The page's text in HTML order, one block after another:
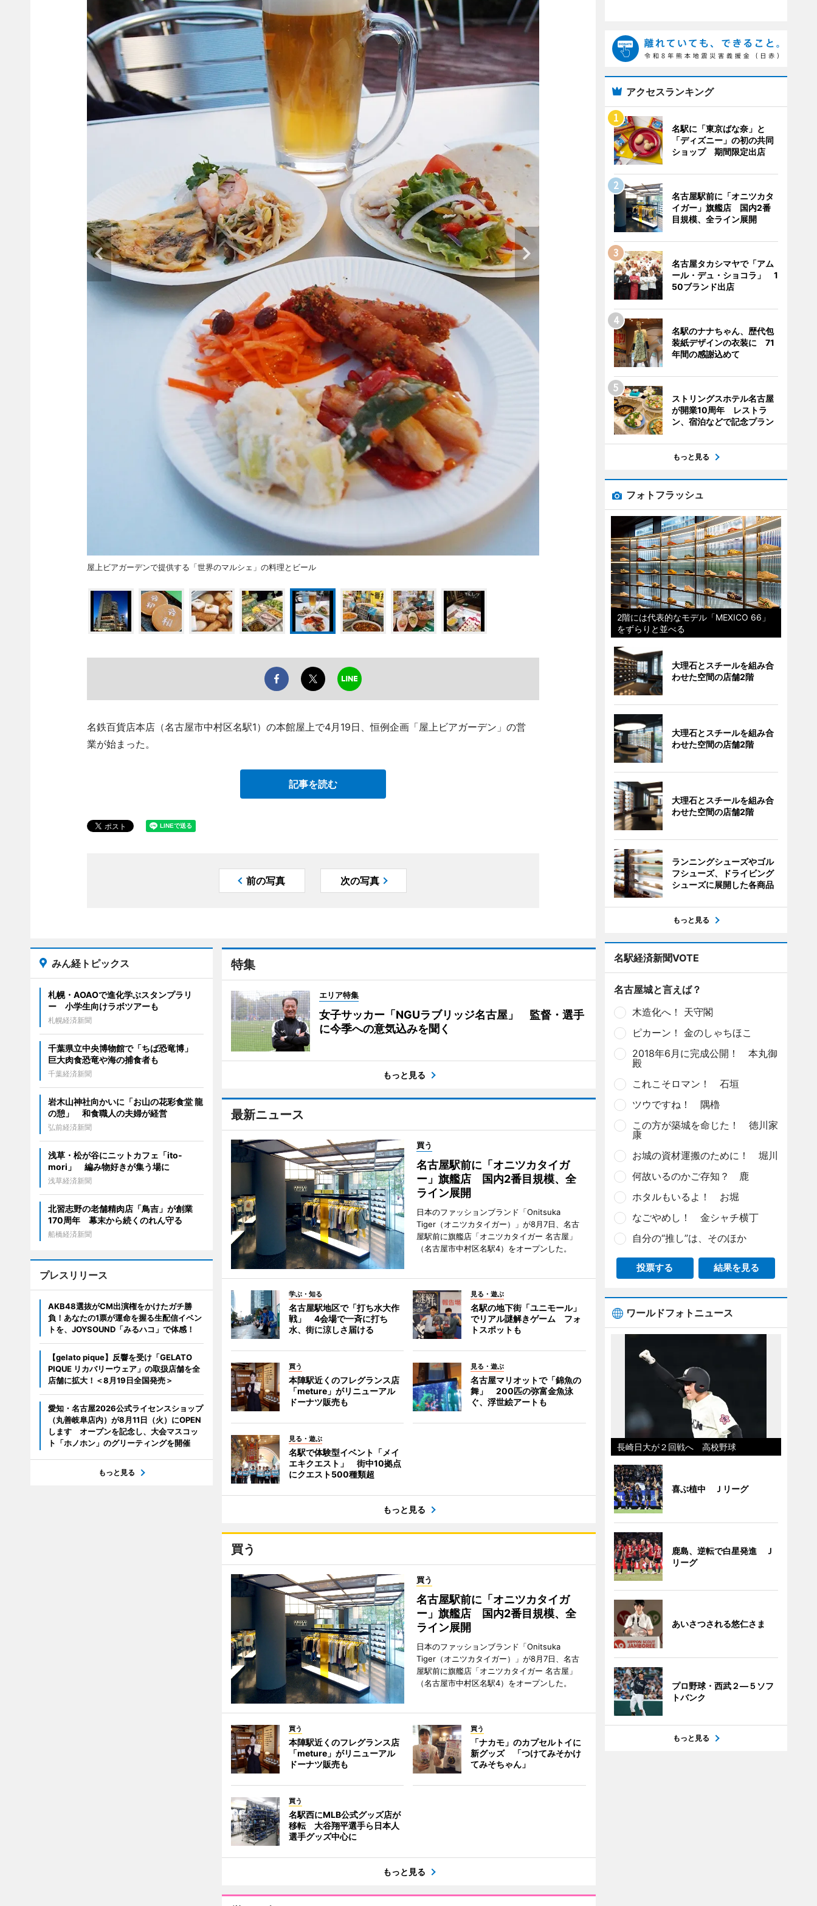
屋上ビアガーデンで提供する「世界のマルシェ」の料理とビール
名鉄百貨店本店（名古屋市中村区名駅1）の本館屋上で4月19日、恒例企画「屋上ビアガーデン」の営
業が始まった。
記事を読む
前の写真 次の写真
特集
エリア特集
女子サッカー「NGUラブリッジ名古屋」 監督・選手
に今季への意気込みを聞く
もっと見る
最新ニュース
買う
名古屋駅前に「オニツカタイガ
ー」旗艦店 国内2番目規模、全
ライン展開
日本のファッションブランド「Onitsuka
Tiger（オニツカタイガー）」が8月7日、名古
屋駅前に旗艦店「オニツカタイガー 名古屋」
（名古屋市中村区名駅4）をオープンした。
学ぶ・知る
名古屋駅地区で「打ち水大作
戦」 4会場で一斉に打ち
水、街に涼しさ届ける
見る・遊ぶ
名駅の地下街「ユニモール」
でリアル謎解きゲーム フォ
トスポットも
買う
本陣駅近くのフレグランス店
「meture」がリニューアル
ドーナツ販売も
見る・遊ぶ
名古屋マリオットで「錦魚の
舞」 200匹の弥富金魚泳
ぐ、浮世絵アートも
見る・遊ぶ
名駅で体験型イベント「メイ
エキクエスト」 街中10拠点
にクエスト500種類超
もっと見る
買う
買う
名古屋駅前に「オニツカタイガ
ー」旗艦店 国内2番目規模、全
ライン展開
日本のファッションブランド「Onitsuka
Tiger（オニツカタイガー）」が8月7日、名古
屋駅前に旗艦店「オニツカタイガー 名古屋」
（名古屋市中村区名駅4）をオープンした。
買う
本陣駅近くのフレグランス店
「meture」がリニューアル
ドーナツ販売も
買う
「ナカモ」のカプセルトイに
新グッズ 「つけてみそかけ
てみそちゃん」
買う
名駅西にMLB公式グッズ店が
移転 大谷翔平選手ら日本人
選手グッズ中心に
もっと見る
みん経トピックス
札幌・AOAOで進化学ぶスタンプラリ
ー 小学生向けラボツアーも
札幌経済新聞
千葉県立中央博物館で「ちば恐竜博」
巨大肉食恐竜や海の捕食者も
千葉経済新聞
岩木山神社向かいに「お山の花彩食堂 龍
の憩」 和食職人の夫婦が経営
弘前経済新聞
浅草・松が谷にニットカフェ「ito-
mori」 編み物好きが集う場に
浅草経済新聞
北習志野の老舗精肉店「鳥吉」が創業
170周年 幕末から続くのれん守る
船橋経済新聞
プレスリリース
AKB48選抜がCM出演権をかけたガチ勝
負！あなたの1票が運命を握る生配信イベン
トを、JOYSOUND「みるハコ」で体感！
【gelato pique】反響を受け「GELATO
PIQUE リカバリーウェア」の取扱店舗を全
店舗に拡大！＜8月19日全国発売＞
愛知・名古屋2026公式ライセンスショップ
（丸善岐阜店内）が8月11日（火）にOPEN
します オープンを記念し、大会マスコッ
ト「ホノホン」のグリーティングを開催
もっと見る
アクセスランキング
名駅に「東京ばな奈」と
「ディズニー」の初の共同
ショップ 期間限定出店
名古屋駅前に「オニツカタ
イガー」旗艦店 国内2番
目規模、全ライン展開
名古屋タカシマヤで「アム
ール・デュ・ショコラ」 1
50ブランド出店
名駅のナナちゃん、歴代包
装紙デザインの衣装に 71
年間の感謝込めて
ストリングスホテル名古屋
が開業10周年 レストラ
ン、宿泊などで記念プラン
もっと見る
フォトフラッシュ
2階には代表的なモデル「MEXICO 66」
をずらりと並べる
大理石とスチールを組み合
わせた空間の店舗2階
大理石とスチールを組み合
わせた空間の店舗2階
大理石とスチールを組み合
わせた空間の店舗2階
ランニングシューズやゴル
フシューズ、ドライビング
シューズに展開した各商品
もっと見る
名駅経済新聞VOTE
名古屋城と言えば？
木造化へ！ 天守閣
ピカーン！ 金のしゃちほこ
2018年6月に完成公開！ 本丸御
殿
これこそロマン！ 石垣
ツウですね！ 隅櫓
この方が築城を命じた！ 徳川家
康
お城の資材運搬のために！ 堀川
何故いるのかご存知？ 鹿
ホタルもいるよ！ お堀
なごやめし！ 金シャチ横丁
自分の“推し”は、そのほか
投票する 結果を見る
ワールドフォトニュース
長崎日大が２回戦へ 高校野球
喜ぶ植中 Ｊリーグ
鹿島、逆転で白星発進 Ｊ
リーグ
あいさつされる悠仁さま
プロ野球・西武２―５ソフ
トバンク
もっと見る